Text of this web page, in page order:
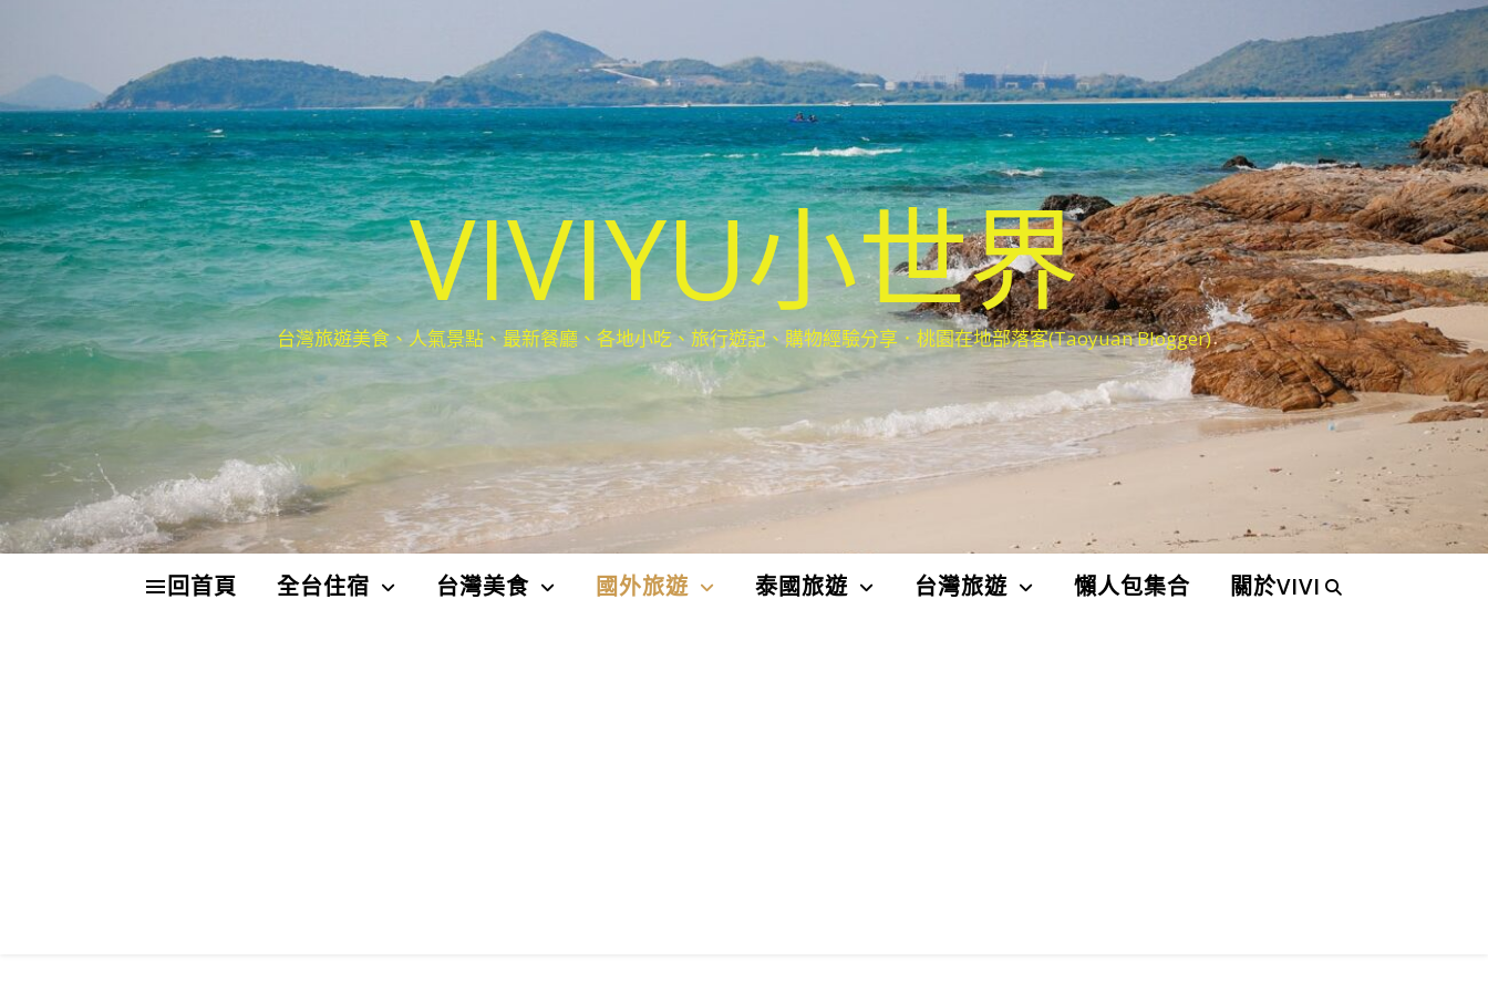
VIVIYU小世界
台灣旅遊美食、人氣景點、最新餐廳、各地小吃、旅行遊記、購物經驗分享．桃園在地部落客(Taoyuan Blogger)
回首頁 全台住宿 台灣美食 國外旅遊 泰國旅遊 台灣旅遊 懶人包集合 關於VIVI